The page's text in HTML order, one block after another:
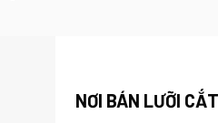
NƠI BÁN LƯỠI